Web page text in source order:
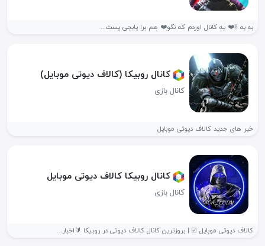
به به !!❤️ یه کانال اوردم که نگو❤️ هم برا پابجی پست...
کانال روبیکا ﴿کالاف دیوتی موبایل﴾
کانال بازی
خبر های جدید کالاف دیوتی موبایل
کانال روبیکا کالاف دیوتی موبایل
کانال بازی
کالاف دیوتی موبایل ⁩⁦☑️⁩ | بروزترین کانال کالاف دیوتی در روبیکا 🔰اخبار...